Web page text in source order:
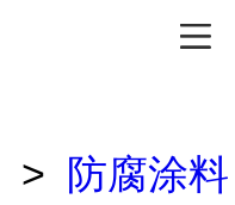
>
防腐涂料